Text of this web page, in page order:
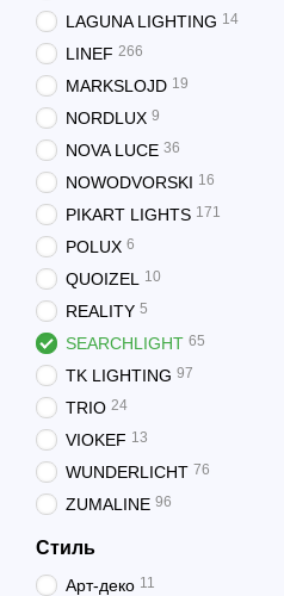
LAGUNA LIGHTING 14
LINEF 266
MARKSLOJD 19
NORDLUX 9
NOVA LUCE 36
NOWODVORSKI 16
PIKART LIGHTS 171
POLUX 6
QUOIZEL 10
REALITY 5
SEARCHLIGHT 65
TK LIGHTING 97
TRIO 24
VIOKEF 13
WUNDERLICHT 76
ZUMALINE 96
Стиль
Арт-деко 11